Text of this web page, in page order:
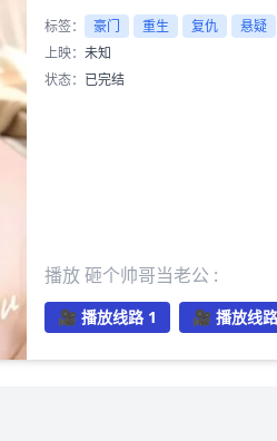
标签： 豪门 重生 复仇 悬疑
上映： 未知
状态： 已完结
播放 砸个帅哥当老公 :
🎥 播放线路 1 🎥 播放线